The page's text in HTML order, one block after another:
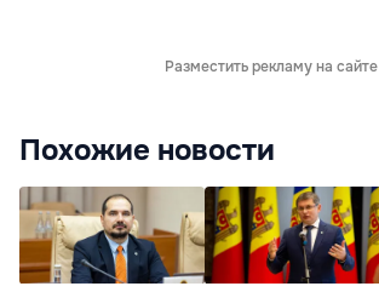
Разместить рекламу на сайте
Похожие новости